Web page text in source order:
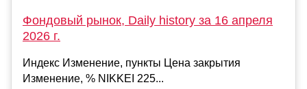
Фондовый рынок, Daily history за 16 апреля
2026 г.
Индекс Изменение, пункты Цена закрытия
Изменение, % NIKKEI 225...